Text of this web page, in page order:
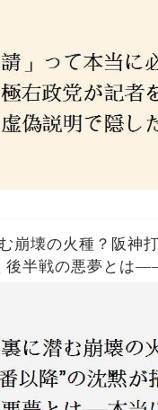
崩壊の火種？阪神
後半戦の悪夢とは